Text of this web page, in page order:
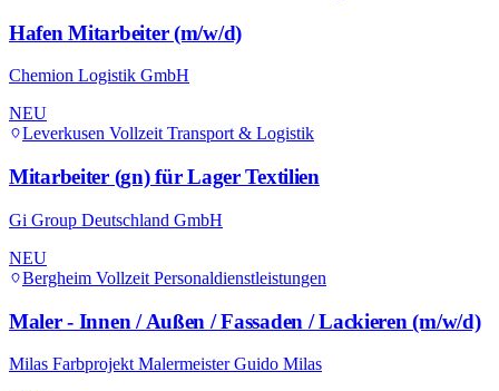
Hafen Mitarbeiter (m/w/d)
Chemion Logistik GmbH
NEU
Leverkusen Vollzeit Transport & Logistik
Mitarbeiter (gn) für Lager Textilien
Gi Group Deutschland GmbH
NEU
Bergheim Vollzeit Personaldienstleistungen
Maler - Innen / Außen / Fassaden / Lackieren (m/w/d)
Milas Farbprojekt Malermeister Guido Milas